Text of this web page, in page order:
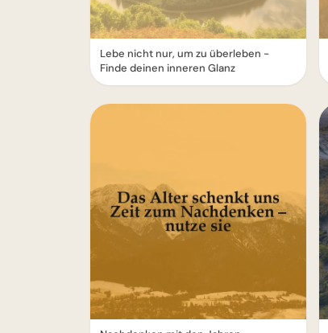
Lebe nicht nur, um zu überleben -
Finde deinen inneren Glanz